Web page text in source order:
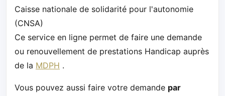
Caisse nationale de solidarité pour l'autonomie
(CNSA)
Ce service en ligne permet de faire une demande
ou renouvellement de prestations Handicap auprès
de la MDPH .
Vous pouvez aussi faire votre demande par